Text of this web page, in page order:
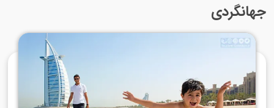
جهانگردی